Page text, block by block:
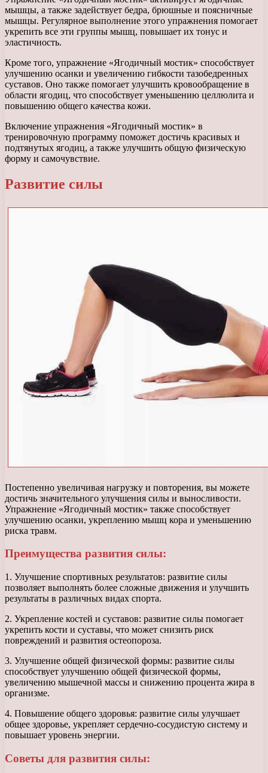
мышцы, а также задействует бедра, брюшные и поясничные
мышцы. Регулярное выполнение этого упражнения помогает
укрепить все эти группы мышц, повышает их тонус и
эластичность.
Кроме того, упражнение «Ягодичный мостик» способствует
улучшению осанки и увеличению гибкости тазобедренных
суставов. Оно также помогает улучшить кровообращение в
области ягодиц, что способствует уменьшению целлюлита и
повышению общего качества кожи.
Включение упражнения «Ягодичный мостик» в
тренировочную программу поможет достичь красивых и
подтянутых ягодиц, а также улучшить общую физическую
форму и самочувствие.
Развитие силы
Постепенно увеличивая нагрузку и повторения, вы можете
достичь значительного улучшения силы и выносливости.
Упражнение «Ягодичный мостик» также способствует
улучшению осанки, укреплению мышц кора и уменьшению
риска травм.
Преимущества развития силы:
1. Улучшение спортивных результатов: развитие силы
позволяет выполнять более сложные движения и улучшить
результаты в различных видах спорта.
2. Укрепление костей и суставов: развитие силы помогает
укрепить кости и суставы, что может снизить риск
повреждений и развития остеопороза.
3. Улучшение общей физической формы: развитие силы
способствует улучшению общей физической формы,
увеличению мышечной массы и снижению процента жира в
организме.
4. Повышение общего здоровья: развитие силы улучшает
общее здоровье, укрепляет сердечно-сосудистую систему и
повышает уровень энергии.
Советы для развития силы: